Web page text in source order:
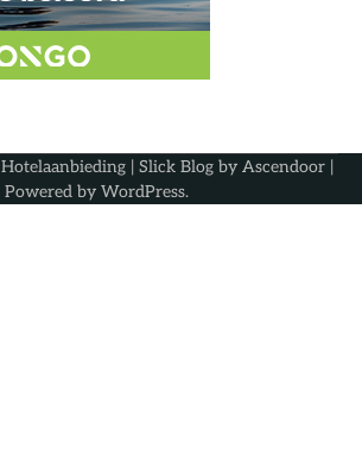
Hotelaanbieding| Slick Blog by Ascendoor|
Powered by WordPress.